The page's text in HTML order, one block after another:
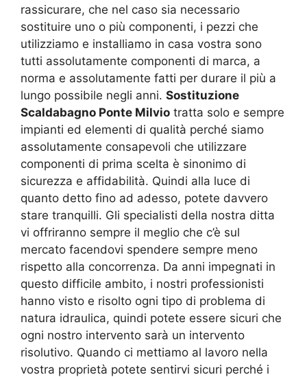
rassicurare, che nel caso sia necessario
sostituire uno o più componenti, i pezzi che
utilizziamo e installiamo in casa vostra sono
tutti assolutamente componenti di marca, a
norma e assolutamente fatti per durare il più a
lungo possibile negli anni. Sostituzione
Scaldabagno Ponte Milvio tratta solo e sempre
impianti ed elementi di qualità perché siamo
assolutamente consapevoli che utilizzare
componenti di prima scelta è sinonimo di
sicurezza e affidabilità. Quindi alla luce di
quanto detto fino ad adesso, potete davvero
stare tranquilli. Gli specialisti della nostra ditta
vi offriranno sempre il meglio che c’è sul
mercato facendovi spendere sempre meno
rispetto alla concorrenza. Da anni impegnati in
questo difficile ambito, i nostri professionisti
hanno visto e risolto ogni tipo di problema di
natura idraulica, quindi potete essere sicuri che
ogni nostro intervento sarà un intervento
risolutivo. Quando ci mettiamo al lavoro nella
vostra proprietà potete sentirvi sicuri perché i